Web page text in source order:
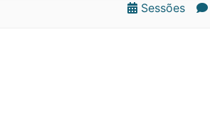
Sessões